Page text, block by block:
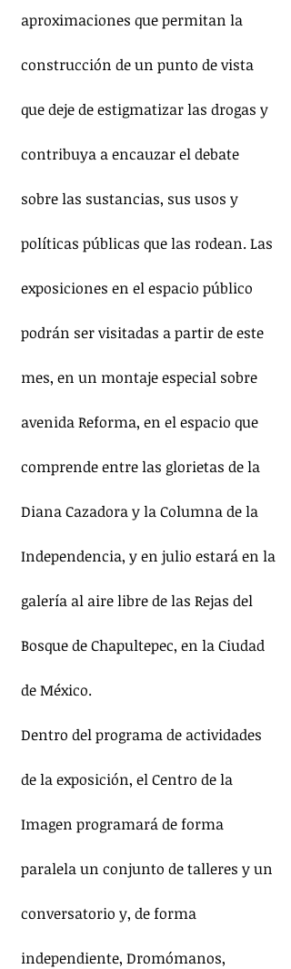
aproximaciones que permitan la
construcción de un punto de vista
que deje de estigmatizar las drogas y
contribuya a encauzar el debate
sobre las sustancias, sus usos y
políticas públicas que las rodean. Las
exposiciones en el espacio público
podrán ser visitadas a partir de este
mes, en un montaje especial sobre
avenida Reforma, en el espacio que
comprende entre las glorietas de la
Diana Cazadora y la Columna de la
Independencia, y en julio estará en la
galería al aire libre de las Rejas del
Bosque de Chapultepec, en la Ciudad
de México.
Dentro del programa de actividades
de la exposición, el Centro de la
Imagen programará de forma
paralela un conjunto de talleres y un
conversatorio y, de forma
independiente, Dromómanos,